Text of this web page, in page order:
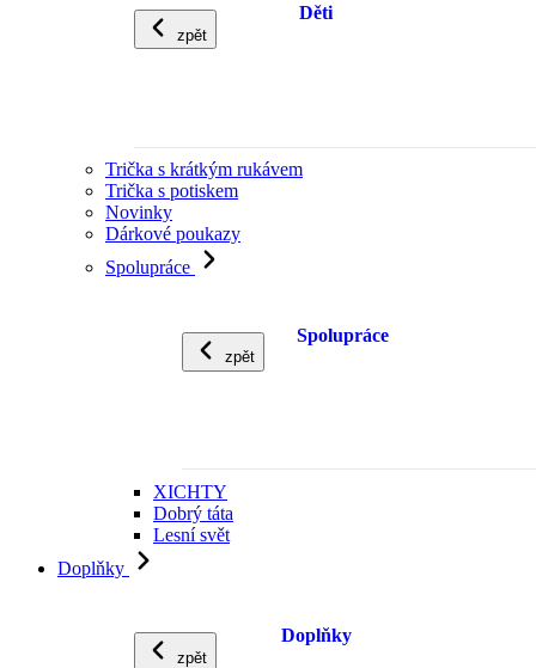
zpět
Děti
Trička s krátkým rukávem
Trička s potiskem
Novinky
Dárkové poukazy
Spolupráce
zpět
Spolupráce
XICHTY
Dobrý táta
Lesní svět
Doplňky
zpět
Doplňky